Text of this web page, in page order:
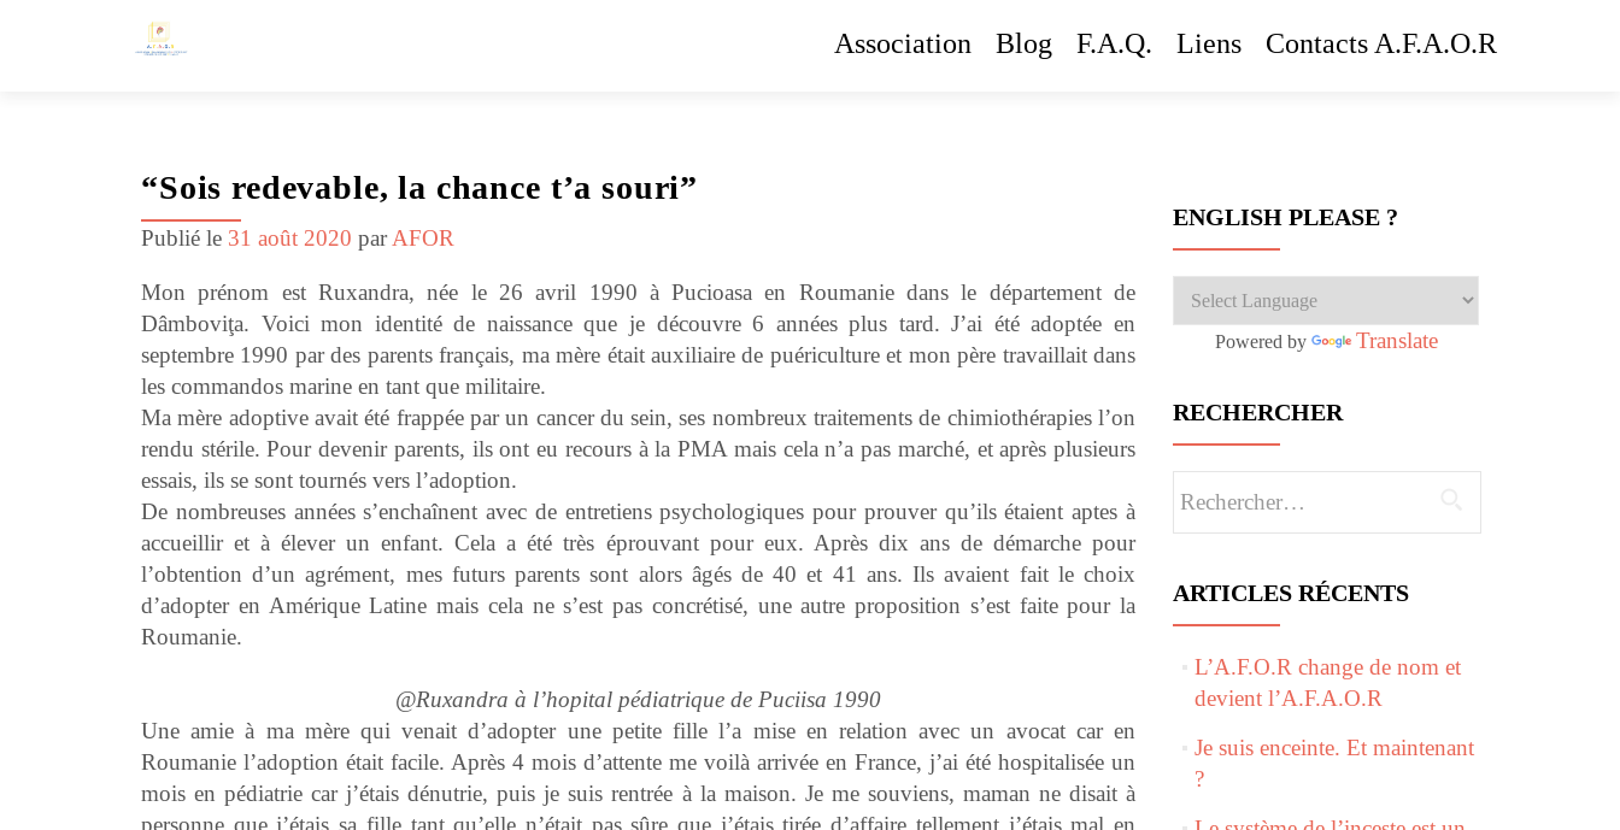
Association Blog F.A.Q. Liens Contacts A.F.A.O.R
“Sois redevable, la chance t’a souri”
Publié le 31 août 2020 parAFOR
Mon prénom est Ruxandra, née le 26 avril 1990 à Pucioasa en Roumanie dans le département de
Dâmboviţa. Voici mon identité de naissance que je découvre 6 années plus tard. J’ai été adoptée en
septembre 1990 par des parents français, ma mère était auxiliaire de puériculture et mon père travaillait dans
les commandos marine en tant que militaire.
Ma mère adoptive avait été frappée par un cancer du sein, ses nombreux traitements de chimiothérapies l’on
rendu stérile. Pour devenir parents, ils ont eu recours à la PMA mais cela n’a pas marché, et après plusieurs
essais, ils se sont tournés vers l’adoption.
De nombreuses années s’enchaînent avec de entretiens psychologiques pour prouver qu’ils étaient aptes à
accueillir et à élever un enfant. Cela a été très éprouvant pour eux. Après dix ans de démarche pour
l’obtention d’un agrément, mes futurs parents sont alors âgés de 40 et 41 ans. Ils avaient fait le choix
d’adopter en Amérique Latine mais cela ne s’est pas concrétisé, une autre proposition s’est faite pour la
Roumanie.
@Ruxandra à l’hopital pédiatrique de Puciisa 1990
Une amie à ma mère qui venait d’adopter une petite fille l’a mise en relation avec un avocat car en
Roumanie l’adoption était facile. Après 4 mois d’attente me voilà arrivée en France, j’ai été hospitalisée un
mois en pédiatrie car j’étais dénutrie, puis je suis rentrée à la maison. Je me souviens, maman ne disait à
personne que j’étais sa fille tant qu’elle n’était pas sûre que j’étais tirée d’affaire tellement j’étais mal en
ENGLISH PLEASE ?
Powered by Translate
RECHERCHER
ARTICLES RÉCENTS
L’A.F.O.R change de nom et
devient l’A.F.A.O.R
Je suis enceinte. Et maintenant
?